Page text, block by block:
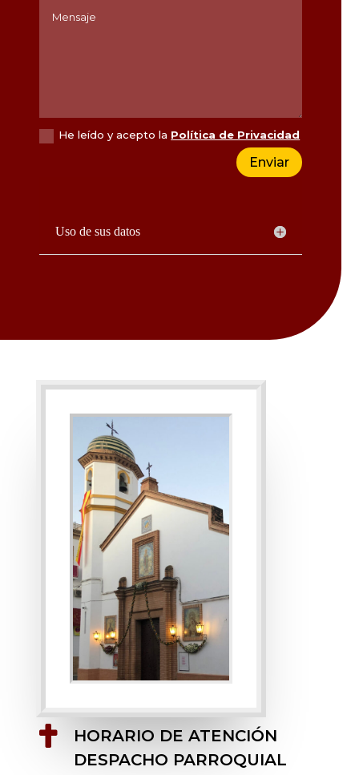
He leído y acepto la Política de Privacidad
Enviar
Uso de sus datos

HORARIO DE ATENCIÓN
DESPACHO PARROQUIAL